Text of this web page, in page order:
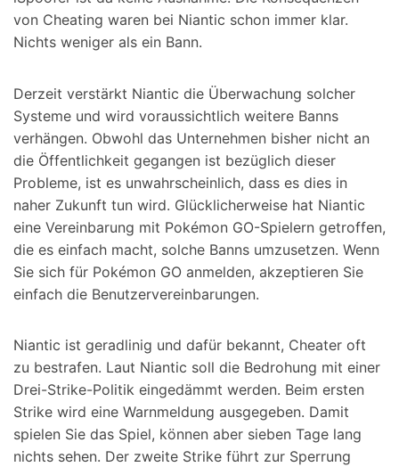
von Cheating waren bei Niantic schon immer klar.
Nichts weniger als ein Bann.
Derzeit verstärkt Niantic die Überwachung solcher
Systeme und wird voraussichtlich weitere Banns
verhängen. Obwohl das Unternehmen bisher nicht an
die Öffentlichkeit gegangen ist bezüglich dieser
Probleme, ist es unwahrscheinlich, dass es dies in
naher Zukunft tun wird. Glücklicherweise hat Niantic
eine Vereinbarung mit Pokémon GO-Spielern getroffen,
die es einfach macht, solche Banns umzusetzen. Wenn
Sie sich für Pokémon GO anmelden, akzeptieren Sie
einfach die Benutzervereinbarungen.
Niantic ist geradlinig und dafür bekannt, Cheater oft
zu bestrafen. Laut Niantic soll die Bedrohung mit einer
Drei-Strike-Politik eingedämmt werden. Beim ersten
Strike wird eine Warnmeldung ausgegeben. Damit
spielen Sie das Spiel, können aber sieben Tage lang
nichts sehen. Der zweite Strike führt zur Sperrung